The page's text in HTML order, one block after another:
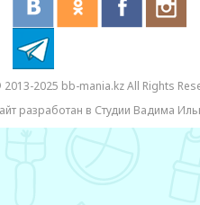
2025 bb-mania.kz All Rights
разработан в Студии Вадима